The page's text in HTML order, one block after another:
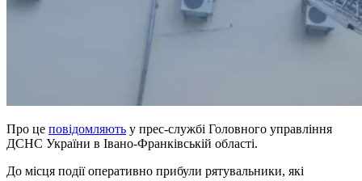
Про це повідомляють у прес-службі Головного управління
ДСНС України в Івано-Франківській області.
До місця події оперативно прибули рятувальники, які